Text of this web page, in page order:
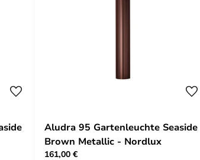
Aludra 95 Gartenleuchte Seaside
Brown Metallic - Nordlux
161,00 €